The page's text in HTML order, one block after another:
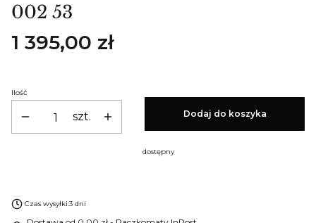
002 53
Cena
1 395,00 zł
Ilość
szt. Dodaj do koszyka
dostępny
Czas wysyłki:3 dni